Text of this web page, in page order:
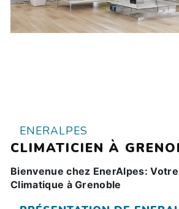
ENERALPES
CLIMATICIEN À
Bienvenue chez EnerAlpes:
Climatique à Grenoble